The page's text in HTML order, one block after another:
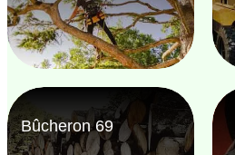
Bûcheron 69